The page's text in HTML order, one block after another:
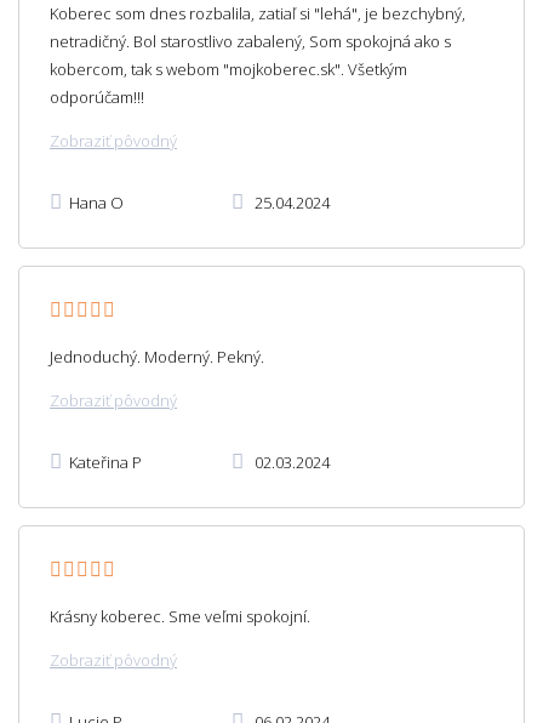
Koberec som dnes rozbalila, zatiaľ si "lehá", je bezchybný,
netradičný. Bol starostlivo zabalený, Som spokojná ako s
kobercom, tak s webom "mojkoberec.sk". Všetkým
odporúčam!!!
Zobraziť pôvodný
Hana O 25.04.2024
Jednoduchý. Moderný. Pekný.
Zobraziť pôvodný
Kateřina P 02.03.2024
Krásny koberec. Sme veľmi spokojní.
Zobraziť pôvodný